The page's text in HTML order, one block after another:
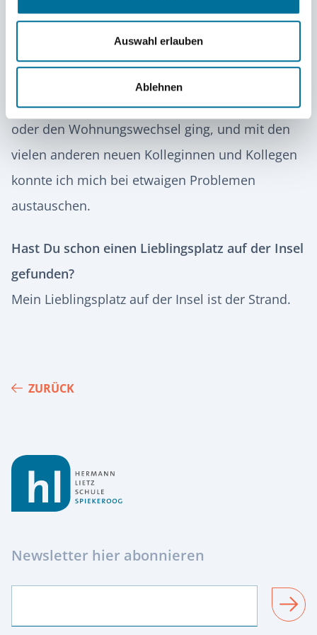
Auswahl erlauben
Ablehnen
Ich bin an der Lietz mit offenen Armen
Beispiel, wenn es um organisatorische Fragen
oder den Wohnungswechsel ging, und mit den
vielen anderen neuen Kolleginnen und Kollegen
konnte ich mich bei etwaigen Problemen
austauschen.
Hast Du schon einen Lieblingsplatz auf der Insel
gefunden?
Mein Lieblingsplatz auf der Insel ist der Strand.
ZURÜCK
Newsletter hier abonnieren
SENDEN